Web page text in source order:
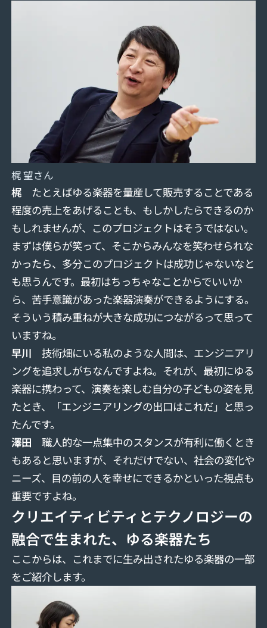
梶 望さん
梶 たとえばゆる楽器を量産して販売することである
程度の売上をあげることも、もしかしたらできるのか
もしれませんが、このプロジェクトはそうではない。
まずは僕らが笑って、そこからみんなを笑わせられな
かったら、多分このプロジェクトは成功じゃないなと
も思うんです。最初はちっちゃなことからでいいか
ら、苦手意識があった楽器演奏ができるようにする。
そういう積み重ねが大きな成功につながるって思って
いますね。
早川 技術畑にいる私のような人間は、エンジニアリ
ングを追求しがちなんですよね。それが、最初にゆる
楽器に携わって、演奏を楽しむ自分の子どもの姿を見
たとき、「エンジニアリングの出口はこれだ」と思っ
たんです。
澤田 職人的な一点集中のスタンスが有利に働くとき
もあると思いますが、それだけでない、社会の変化や
ニーズ、目の前の人を幸せにできるかといった視点も
重要ですよね。
クリエイティビティとテクノロジーの
融合で生まれた、ゆる楽器たち
ここからは、これまでに生み出されたゆる楽器の一部
をご紹介します。